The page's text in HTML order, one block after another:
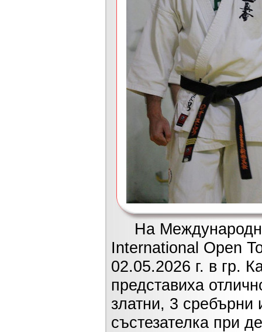
На
International Open
02.05.2026 г. в гр.
представиха
златни, 3 сребърни
състезателка при